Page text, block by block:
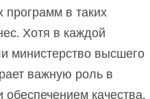
в таких
Хотя в каждой
министерство высшего
важную роль в
качества,